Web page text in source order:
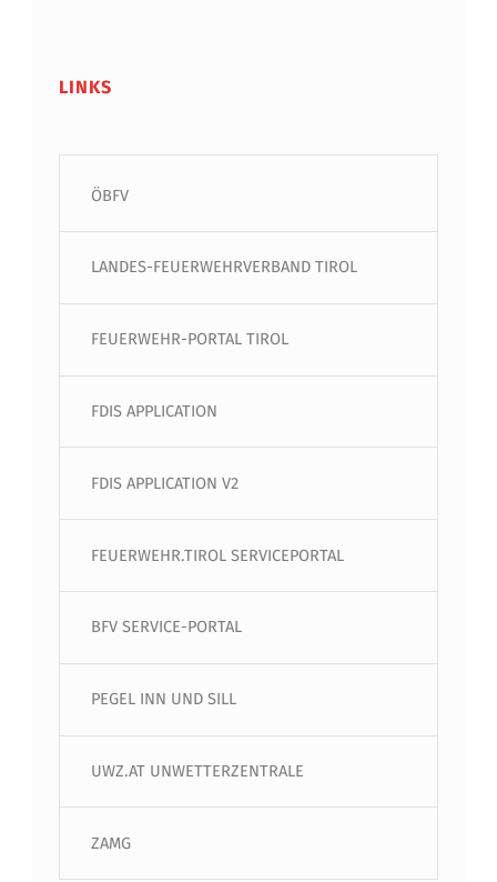
LINKS
ÖBFV
LANDES-FEUERWEHRVERBAND TIROL
FEUERWEHR-PORTAL TIROL
FDIS APPLICATION
FDIS APPLICATION V2
FEUERWEHR.TIROL SERVICEPORTAL
BFV SERVICE-PORTAL
PEGEL INN UND SILL
UWZ.AT UNWETTERZENTRALE
ZAMG